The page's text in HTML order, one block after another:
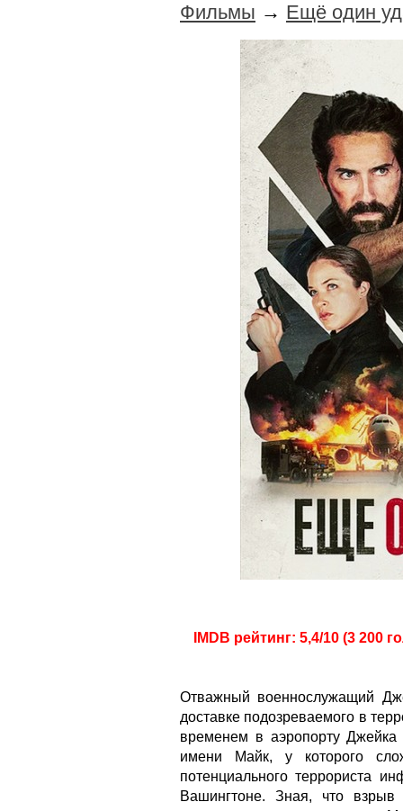
Фильмы → Ещё один
IMDB рейтинг: 5,4/10 (3 200
Отважный военнослужащий
доставке подозреваемого в
временем в аэропорту
имени Майк, у которого
потенциального террориста
Вашингтоне. Зная, что